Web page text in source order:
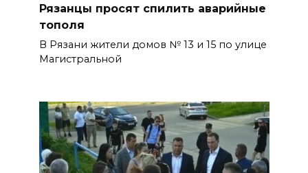
Рязанцы просят спилить аварийные
тополя
В Рязани жители домов № 13 и 15 по улице
Магистральной